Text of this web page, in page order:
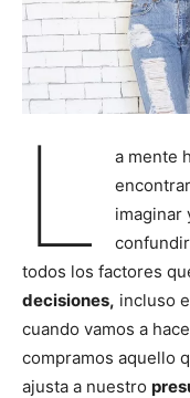
L
a mente
imaginar
todos los factores
decisiones, incluso
cuando vamos a
compramos aquello
ajusta a nuestro